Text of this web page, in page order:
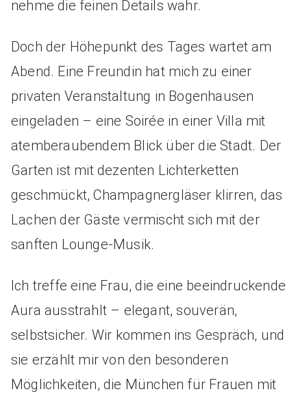
nehme die feinen Details wahr.
Doch der Höhepunkt des Tages wartet am
Abend. Eine Freundin hat mich zu einer
privaten Veranstaltung in Bogenhausen
eingeladen – eine Soirée in einer Villa mit
atemberaubendem Blick über die Stadt. Der
Garten ist mit dezenten Lichterketten
geschmückt, Champagnergläser klirren, das
Lachen der Gäste vermischt sich mit der
sanften Lounge-Musik.
Ich treffe eine Frau, die eine beeindruckende
Aura ausstrahlt – elegant, souverän,
selbstsicher. Wir kommen ins Gespräch, und
sie erzählt mir von den besonderen
Möglichkeiten, die München für Frauen mit